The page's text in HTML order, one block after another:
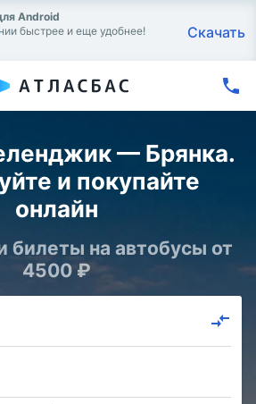
Android
быстрее и еще удобнее!
Скачать
— Брянка.
и покупайте
онлайн
билеты на автобусы от
4500 ₽